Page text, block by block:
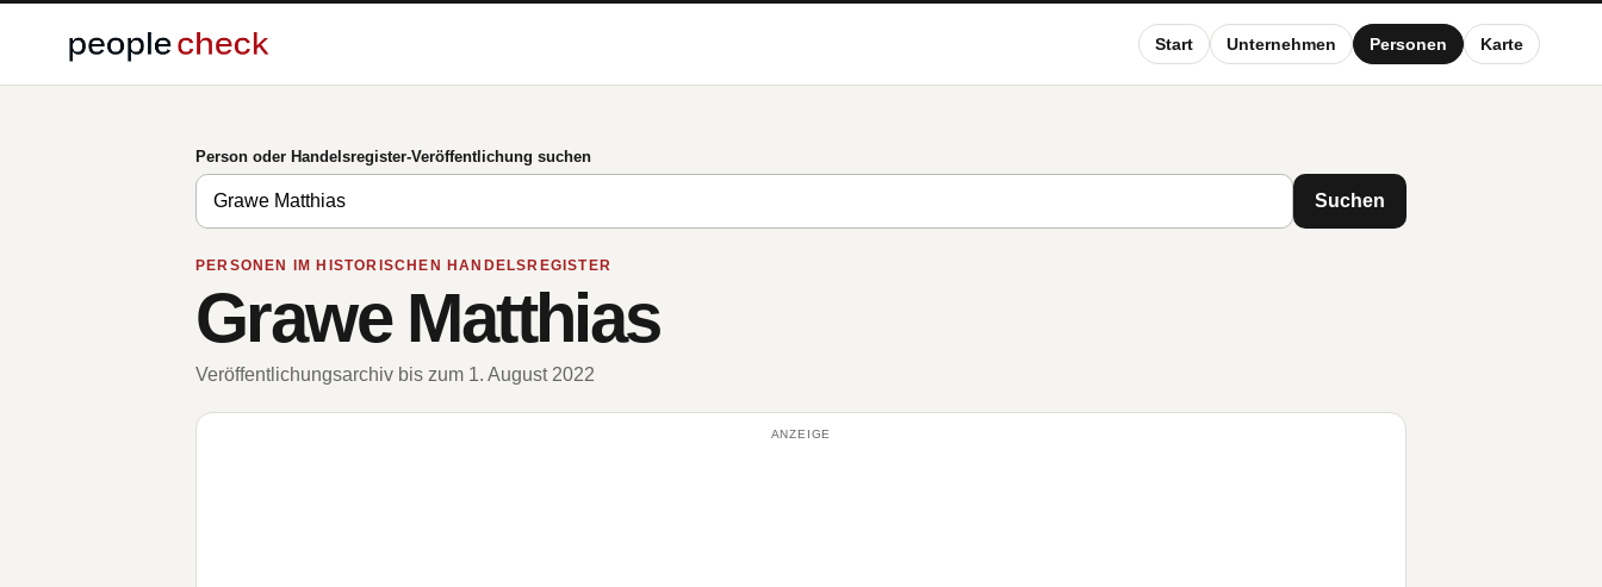
Start Unternehmen Personen Karte
Person oder Handelsregister-Veröffentlichung suchen
Suchen
PERSONEN IM HISTORISCHEN HANDELSREGISTER
Grawe Matthias
Veröffentlichungsarchiv bis zum 1. August 2022
ANZEIGE